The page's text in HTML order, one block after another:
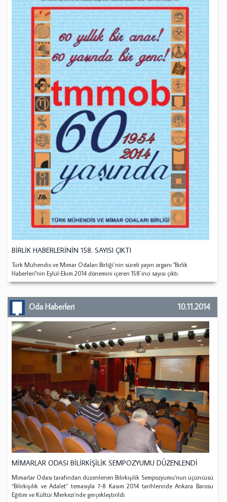
BİRLİK HABERLERİNİN 158. SAYISI ÇIKTI
Türk Mühendis ve Mimar Odaları Birliği`nin süreli yayın organı "Birlik
Haberleri"nin Eylül-Ekim 2014 dönemini içeren 158`inci sayısı çıktı.
Oda Haberleri 10.11.2014
MİMARLAR ODASI BİLİRKİŞİLİK SEMPOZYUMU DÜZENLENDİ
Mimarlar Odası tarafından düzenlenen Bilirkişilik Sempozyumu’nun üçüncüsü
“Bilirkişilik ve Adalet” temasıyla 7-8 Kasım 2014 tarihlerinde Ankara Barosu
Eğitim ve Kültür Merkezi’nde gerçekleştirildi.